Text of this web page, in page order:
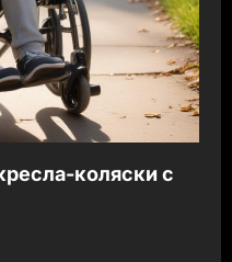
коляски с